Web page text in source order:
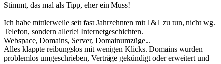
Stimmt, das mal als Tipp, eher ein Muss!
Ich habe mittlerweile seit fast Jahrzehnten mit 1&1 zu tun, nicht wg.
Telefon, sondern allerlei Internetgeschichten.
Webspace, Domains, Server, Domainumzüge...
Alles klappte reibungslos mit wenigen Klicks. Domains wurden
problemlos umgeschrieben, Verträge gekündigt oder erweitert und